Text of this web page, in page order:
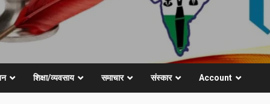
शिक्षा/व्यवसाय समाचार संस्कार Account